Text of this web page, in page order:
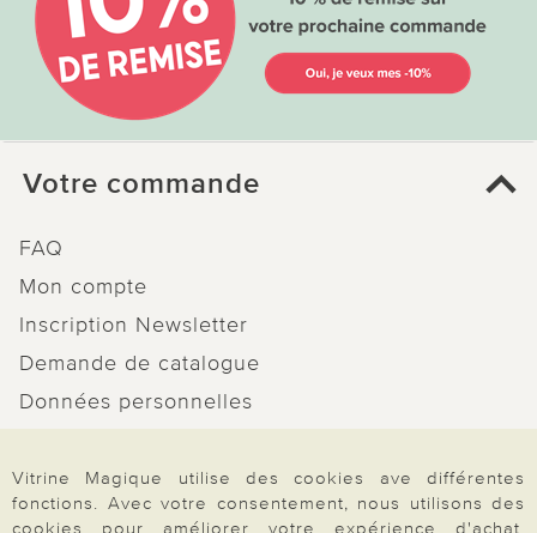
Votre commande
FAQ
Mon compte
Inscription Newsletter
Demande de catalogue
Données personnelles
Rétractation
Vitrine Magique utilise des cookies ave différentes
fonctions. Avec votre consentement, nous utilisons des
cookies pour améliorer votre expérience d'achat.